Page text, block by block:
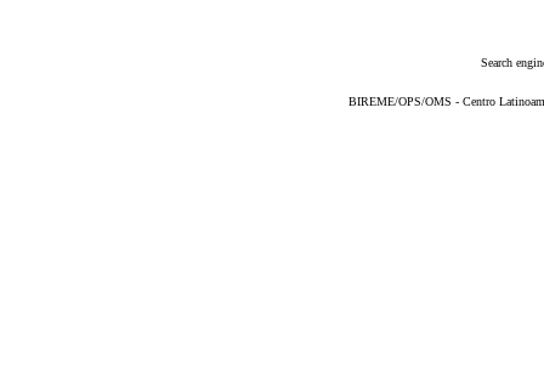
Search
BIREME/OPS/OMS - Centro